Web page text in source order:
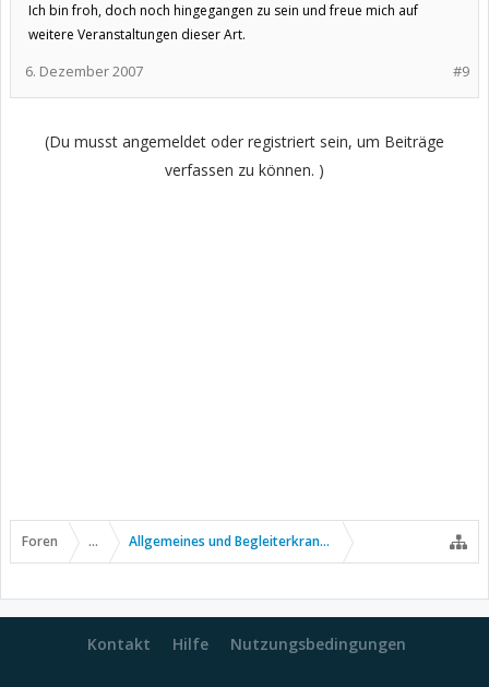
Ich bin froh, doch noch hingegangen zu sein und freue mich auf
weitere Veranstaltungen dieser Art.
#9
6. Dezember 2007
(Du musst angemeldet oder registriert sein, um Beiträge
verfassen zu können. )
Foren ... Allgemeines und Begleiterkrankungen
Kontakt Hilfe Nutzungsbedingungen